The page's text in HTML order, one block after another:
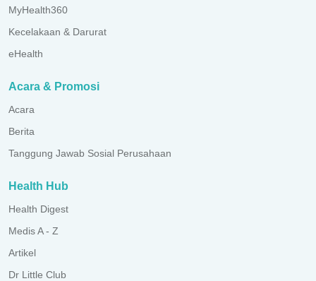
MyHealth360
Kecelakaan & Darurat
eHealth
Acara & Promosi
Acara
Berita
Tanggung Jawab Sosial Perusahaan
Health Hub
Health Digest
Medis A - Z
Artikel
Dr Little Club